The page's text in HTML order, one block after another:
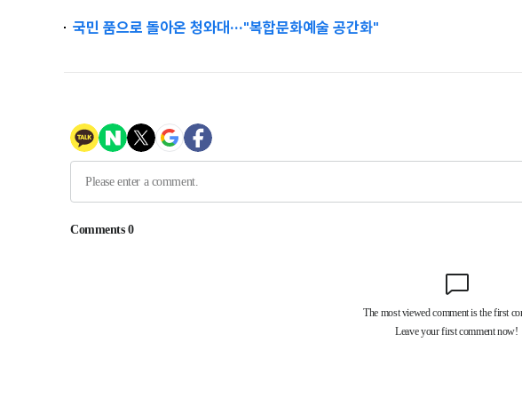
국민 품으로 돌아온 청와대···"복합문화예술 공간화"